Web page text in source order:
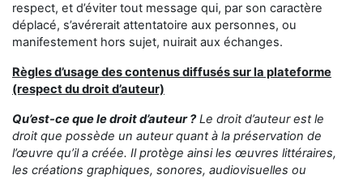
respect, et d’éviter tout message qui, par son caractère
déplacé, s’avérerait attentatoire aux personnes, ou
manifestement hors sujet, nuirait aux échanges.
Règles d’usage des contenus diffusés sur la plateforme
(respect du droit d’auteur)
Qu’est-ce que le droit d’auteur ?Le droit d’auteur est le
droit que possède un auteur quant à la préservation de
l’œuvre qu’il a créée. Il protège ainsi les œuvres littéraires,
les créations graphiques, sonores, audiovisuelles ou